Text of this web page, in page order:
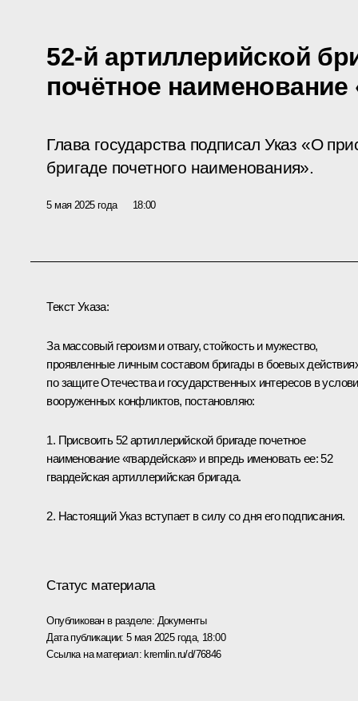
52-й артиллерийской
почётное наименование
Глава государства подписал Указ «О
бригаде почетного наименования».
5 мая 2025 года 18:00
Текст Указа:
За массовый героизм и отвагу, стойкость и мужество,
проявленные личным составом бригады в боевых
по защите Отечества и государственных интересов в
вооруженных конфликтов, постановляю:
1. Присвоить 52 артиллерийской бригаде почетное
наименование «гвардейская» и впредь именовать ее: 52
гвардейская артиллерийская бригада.
2. Настоящий Указ вступает в силу со дня его подписания.
Статус материала
Опубликован в разделе: Документы
Дата публикации:5 мая 2025 года, 18:00
Ссылка на материал: kremlin.ru/d/76846